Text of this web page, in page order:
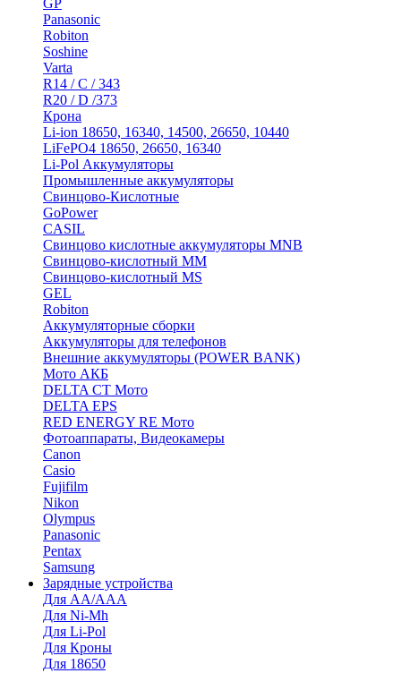
GP
Panasonic
Robiton
Soshine
Varta
R14 / C / 343
R20 / D /373
Крона
Li-ion 18650, 16340, 14500, 26650, 10440
LiFePO4 18650, 26650, 16340
Li-Pol Аккумуляторы
Промышленные аккумуляторы
Свинцово-Кислотные
GoPower
CASIL
Свинцово кислотные аккумуляторы MNB
Cвинцово-кислотный MM
Cвинцово-кислотный MS
GEL
Robiton
Аккумуляторные сборки
Аккумуляторы для телефонов
Внешние аккумуляторы (POWER BANK)
Мото АКБ
DELTA CT Мото
DELTA EPS
RED ENERGY RE Мото
Фотоаппараты, Видеокамеры
Canon
Casio
Fujifilm
Nikon
Olympus
Panasonic
Pentax
Samsung
Зарядные устройства
Для AA/AAA
Для Ni-Mh
Для Li-Pol
Для Кроны
Для 18650